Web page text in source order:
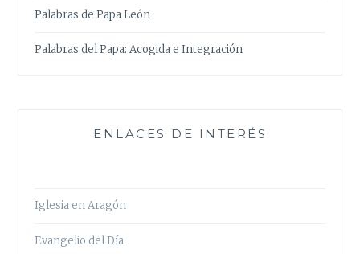
Palabras de Papa León
Palabras del Papa: Acogida e Integración
ENLACES DE INTERÉS
Iglesia en Aragón
Evangelio del Día